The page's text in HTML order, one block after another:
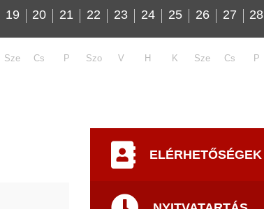
19 20 21 22 23 24 25 26 27 28
Sze Cs P Szo V H K Sze Cs P
ELÉRHETŐSÉGEK